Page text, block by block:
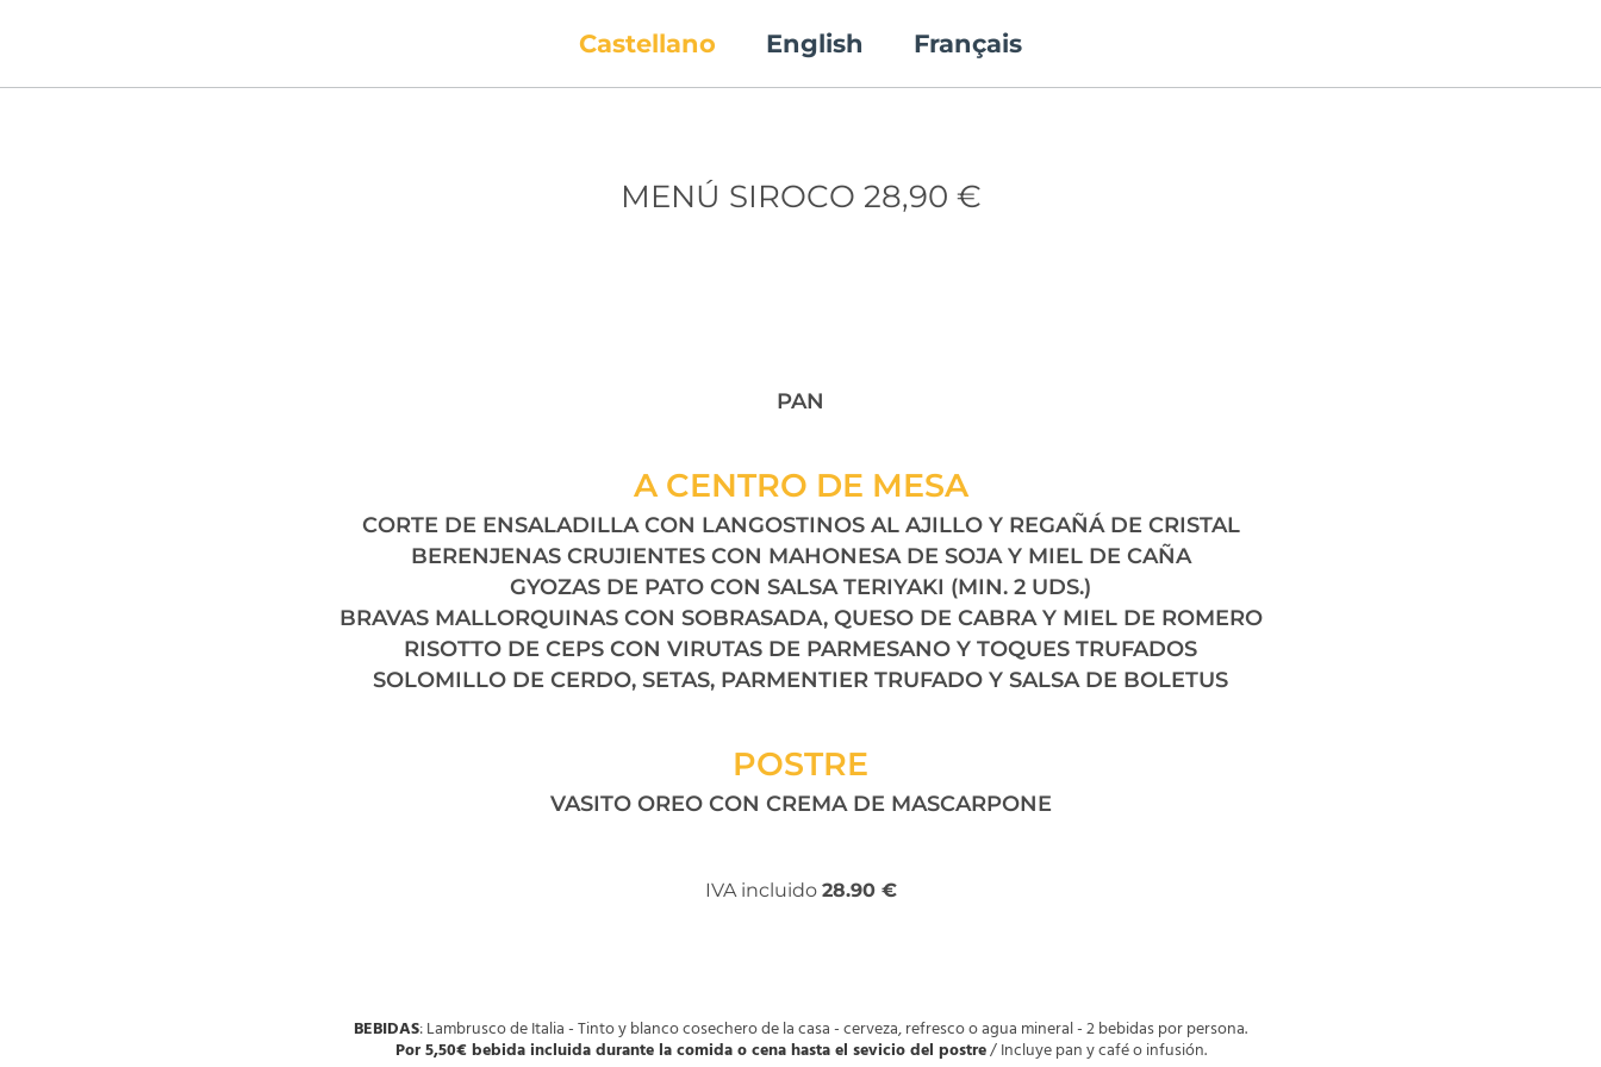
Castellano English Français
MENÚ SIROCO 28,90 €
PAN
A CENTRO DE MESA
CORTE DE ENSALADILLA CON LANGOSTINOS AL AJILLO Y REGAÑÁ DE CRISTAL
BERENJENAS CRUJIENTES CON MAHONESA DE SOJA Y MIEL DE CAÑA
GYOZAS DE PATO CON SALSA TERIYAKI (MIN. 2 UDS.)
BRAVAS MALLORQUINAS CON SOBRASADA, QUESO DE CABRA Y MIEL DE ROMERO
RISOTTO DE CEPS CON VIRUTAS DE PARMESANO Y TOQUES TRUFADOS
SOLOMILLO DE CERDO, SETAS, PARMENTIER TRUFADO Y SALSA DE BOLETUS
POSTRE
VASITO OREO CON CREMA DE MASCARPONE
IVA incluido 28.90 €
BEBIDAS: Lambrusco de Italia - Tinto y blanco cosechero de la casa - cerveza, refresco o agua mineral - 2 bebidas por persona.
Por 5,50€ bebida incluida durante la comida o cena hasta el sevicio del postre/ Incluye pan y café o infusión.